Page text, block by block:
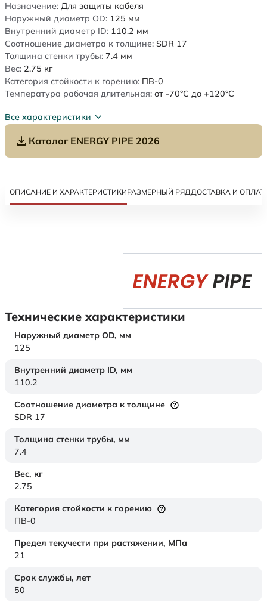
Назначение: Для защиты кабеля
Наружный диаметр OD: 125 мм
Внутренний диаметр ID: 110.2 мм
Соотношение диаметра к толщине: SDR 17
Толщина стенки трубы: 7.4 мм
Вес: 2.75 кг
Категория стойкости к горению: ПВ-0
Температура рабочая длительная: от -70°C до +120°C
Все характеристики
Каталог ENERGY PIPE 2026
ОПИСАНИЕ И ХАРАКТЕРИСТИКИРАЗМЕРНЫЙ РЯДДОСТАВКА И
Технические характеристики
Наружный диаметр OD, мм
125
Внутренний диаметр ID, мм
110.2
Соотношение диаметра к толщине
SDR 17
Толщина стенки трубы, мм
7.4
Вес, кг
2.75
Категория стойкости к горению
ПВ-0
Предел текучести при растяжении, МПа
21
Срок службы, лет
50